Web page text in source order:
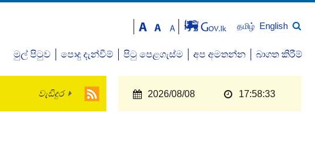
தமிழ் English
මුල් පිටුව පොදු දැන්වීම් පිටු පෙළගැස්ම අප අමතන්න බාගත කිරීම්
වැඩිදුර 2026/08/08 17:58:33